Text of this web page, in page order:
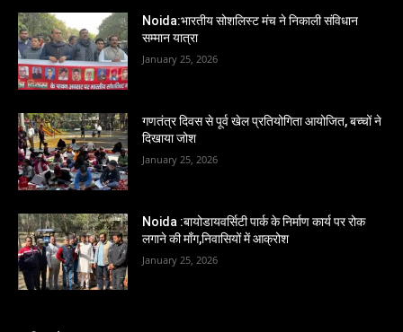
Noida:भारतीय सोशलिस्ट मंच ने निकाली संविधान
सम्मान यात्रा
January 25, 2026
गणतंत्र दिवस से पूर्व खेल प्रतियोगिता आयोजित, बच्चों ने
दिखाया जोश
January 25, 2026
Noida :बायोडायवर्सिटी पार्क के निर्माण कार्य पर रोक
लगाने की माँग,निवासियों में आक्रोश
January 25, 2026